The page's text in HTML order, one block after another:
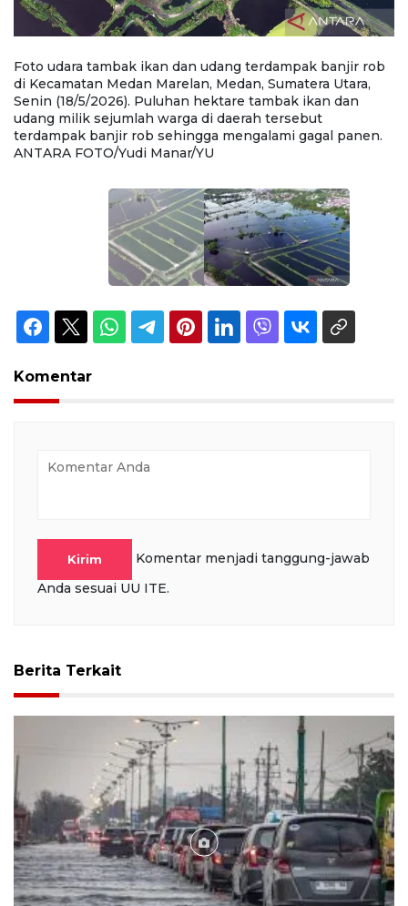
Foto udara tambak ikan dan udang terdampak banjir rob
di Kecamatan Medan Marelan, Medan, Sumatera Utara,
Senin (18/5/2026). Puluhan hektare tambak ikan dan
udang milik sejumlah warga di daerah tersebut
terdampak banjir rob sehingga mengalami gagal panen.
ANTARA FOTO/Yudi Manar/YU
Komentar
Kirim
Komentar menjadi tanggung-jawab
Anda sesuai UU ITE.
Berita Terkait